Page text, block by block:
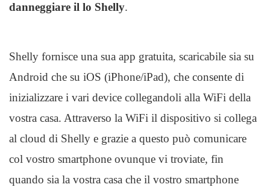
danneggiare il lo Shelly.
Shelly fornisce una sua app gratuita, scaricabile sia su
Android che su iOS (iPhone/iPad), che consente di
inizializzare i vari device collegandoli alla WiFi della
vostra casa. Attraverso la WiFi il dispositivo si collega
al cloud di Shelly e grazie a questo può comunicare
col vostro smartphone ovunque vi troviate, fin
quando sia la vostra casa che il vostro smartphone